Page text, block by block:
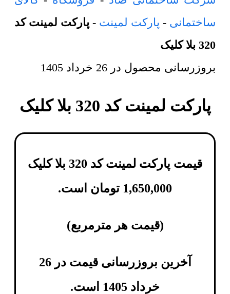
ساختمانی - پارکت لمینت - پارکت لمینت کد
320 بلا کلیک
بروزرسانی محصول در 26 خرداد 1405
پارکت لمینت کد 320 بلا کلیک
قیمت پارکت لمینت کد 320 بلا کلیک
1,650,000 تومان است.
(قیمت هر مترمربع)
آخرین بروزرسانی قیمت در 26
خرداد 1405 است.